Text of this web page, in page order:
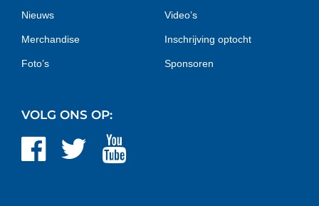
Nieuws
Merchandise
Foto’s
Video’s
Inschrijving optocht
Sponsoren
VOLG ONS OP: